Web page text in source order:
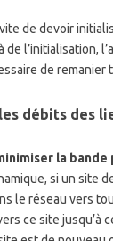
de devoir
l’initialisation,
de
débits des
la
si un site
le réseau vers
ce site jusqu’à